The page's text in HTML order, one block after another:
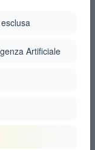
Artificiale